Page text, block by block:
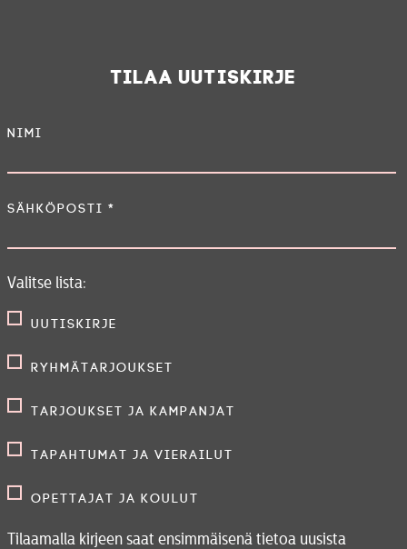
Tilaa uutiskirje
Nimi
Sähköposti *
Valitse lista:
Uutiskirje
Ryhmätarjoukset
Tarjoukset ja kampanjat
Tapahtumat ja vierailut
Opettajat ja koulut
Tilaamalla kirjeen saat ensimmäisenä tietoa uusista